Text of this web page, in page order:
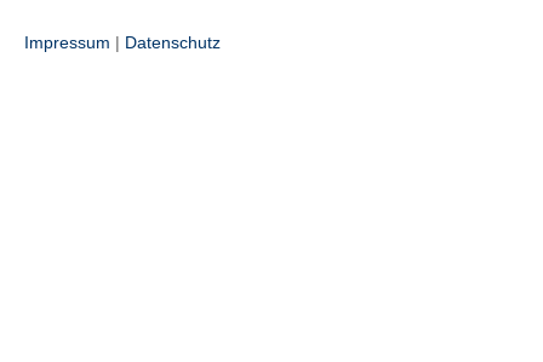
Impressum | Datenschutz